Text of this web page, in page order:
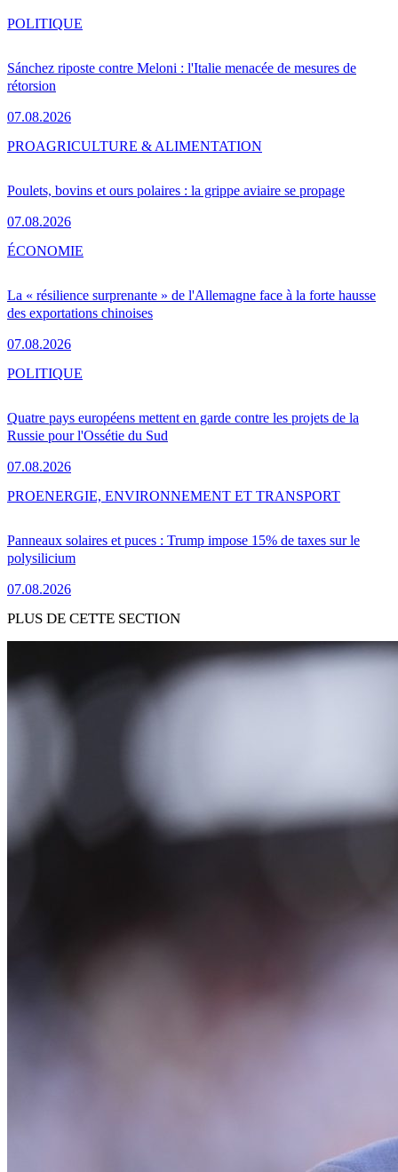
Sánchez riposte contre Meloni : l'Italie menacée de mesures de
rétorsion
07.08.2026
POLITIQUE
Poulets, bovins et ours polaires : la grippe aviaire se propage
07.08.2026
PROAGRICULTURE & ALIMENTATION
La « résilience surprenante » de l'Allemagne face à la forte hausse
des exportations chinoises
07.08.2026
ÉCONOMIE
Quatre pays européens mettent en garde contre les projets de la
Russie pour l'Ossétie du Sud
07.08.2026
POLITIQUE
Panneaux solaires et puces : Trump impose 15% de taxes sur le
polysilicium
07.08.2026
PROENERGIE, ENVIRONNEMENT ET TRANSPORT
PLUS DE CETTE SECTION